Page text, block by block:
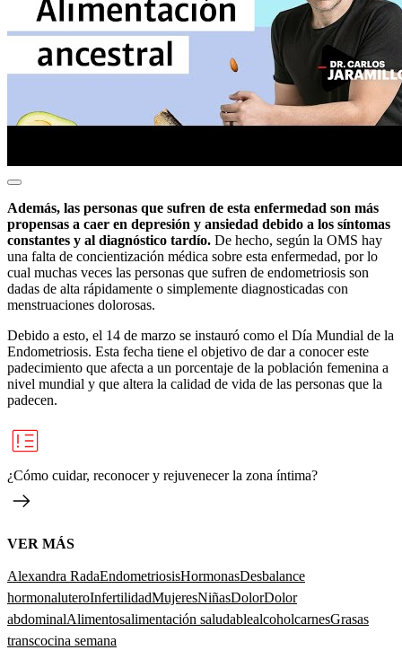
Además, las personas que sufren de esta enfermedad son más
propensas a caer en depresión y ansiedad debido a los síntomas
constantes y al diagnóstico tardío. De hecho, según la OMS hay
una falta de concientización médica sobre esta enfermedad, por lo
cual muchas veces las personas que sufren de endometriosis son
dadas de alta rápidamente o simplemente diagnosticadas con
menstruaciones dolorosas.
Debido a esto, el 14 de marzo se instauró como el Día Mundial de la
Endometriosis. Esta fecha tiene el objetivo de dar a conocer este
padecimiento que afecta a un porcentaje de la población femenina a
nivel mundial y que altera la calidad de vida de las personas que la
padecen.
¿Cómo cuidar, reconocer y rejuvenecer la zona íntima?
VER MÁS
Alexandra RadaEndometriosisHormonasDesbalance
hormonaluteroInfertilidadMujeresNiñasDolorDolor
abdominalAlimentosalimentación saludablealcoholcarnesGrasas
transcocina semana